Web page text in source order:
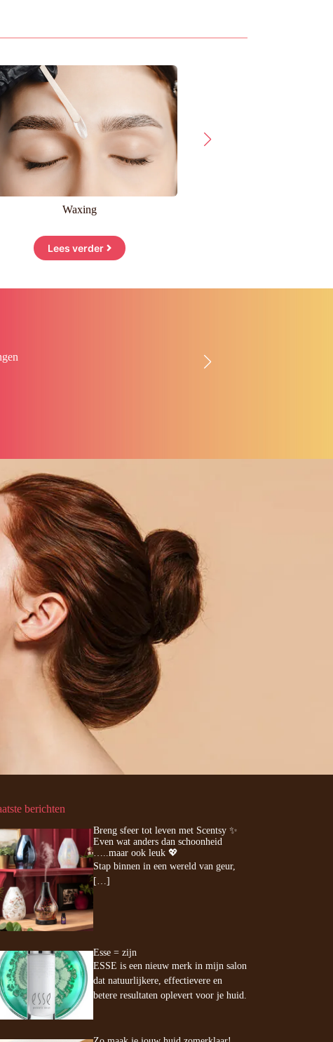
Waxing
Lees verder
berichten
Breng sfeer tot leven met Scentsy ✨
Even wat anders dan schoonheid
…..maar ook leuk 💖
Stap binnen in een wereld van geur,
[…]
Esse = zijn
ESSE is een nieuw merk in mijn salon
dat natuurlijkere, effectievere en
betere resultaten oplevert voor je huid.